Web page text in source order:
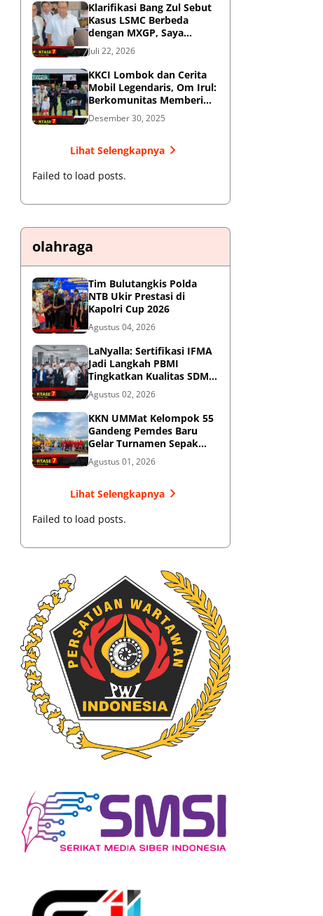
Klarifikasi Bang Zul Sebut
Kasus LSMC Berbeda
dengan MXGP, Saya
Dipanggil Sebagai Saksi
Juli 22, 2026
KKCI Lombok dan Cerita
Mobil Legendaris, Om Irul:
Berkomunitas Memberi
Manfaat dan Membangun
Imej Positif
Desember 30, 2025
Lihat Selengkapnya
Failed to load posts.
olahraga
Tim Bulutangkis Polda
NTB Ukir Prestasi di
Kapolri Cup 2026
Agustus 04, 2026
LaNyalla: Sertifikasi IFMA
Jadi Langkah PBMI
Tingkatkan Kualitas SDM
Muaythai
Agustus 02, 2026
KKN UMMat Kelompok 55
Gandeng Pemdes Baru
Gelar Turnamen Sepak
Bola
Agustus 01, 2026
Lihat Selengkapnya
Failed to load posts.